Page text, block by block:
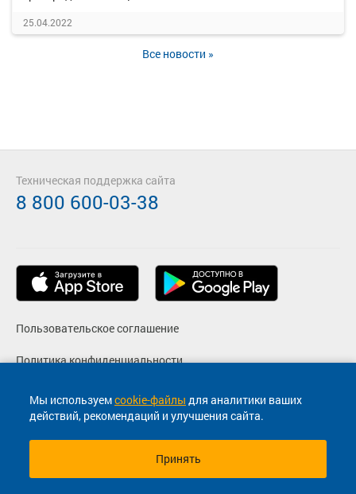
25.04.2022
Все новости »
Мы используемcookie-файлы для аналитики ваших
действий, рекомендаций и улучшения сайта.
Принять
Пользовательское соглашение
Политика конфиденциальности
Согласие на маркетинговые сообщения
Техническая поддержка сайта
8 800 600-03-38
© 2013-2026, ООО "Капитал"- Онлайн сервис продажи